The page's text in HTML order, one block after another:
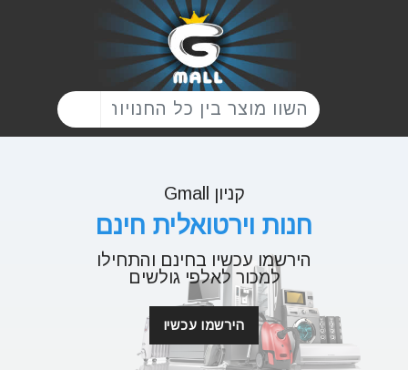
קניון Gmall
חנות וירטואלית חינם
הירשמו עכשיו בחינם והתחילו
למכור לאלפי גולשים
הירשמו עכשיו